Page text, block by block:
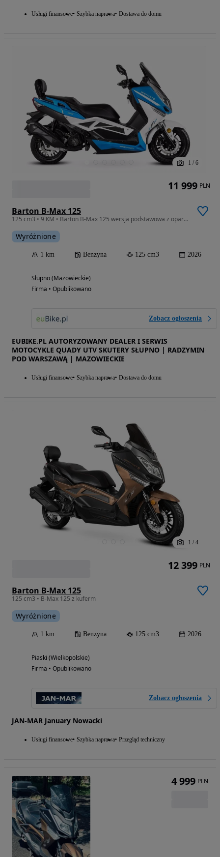
Usługi finansowe Szybka naprawa Dostawa do domu
1 / 6
Barton B-Max 125
125 cm3 • 9 KM • Barton B-Max 125 wersja podstawowa z oparciem pasażera
Wyróżnione
1 km Benzyna 125 cm3 2026
Słupno (Mazowieckie)
Firma • Opublikowano
Zobacz ogłoszenia
EUBIKE.PL AUTORYZOWANY DEALER I SERWIS
MOTOCYKLE QUADY UTV SKUTERY SŁUPNO | RADZYMIN
POD WARSZAWĄ | MAZOWIECKIE
Usługi finansowe Szybka naprawa Dostawa do domu
11 999 PLN
1 / 4
Barton B-Max 125
125 cm3 • B-Max 125 z kuferm
Wyróżnione
1 km Benzyna 125 cm3 2026
Piaski (Wielkopolskie)
Firma • Opublikowano
Zobacz ogłoszenia
JAN-MAR January Nowacki
Usługi finansowe Szybka naprawa Przegląd techniczny
12 399 PLN
4 999 PLN